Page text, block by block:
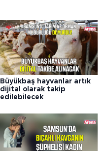
Büyükbaş hayvanlar artık
dijital olarak takip
edilebilecek